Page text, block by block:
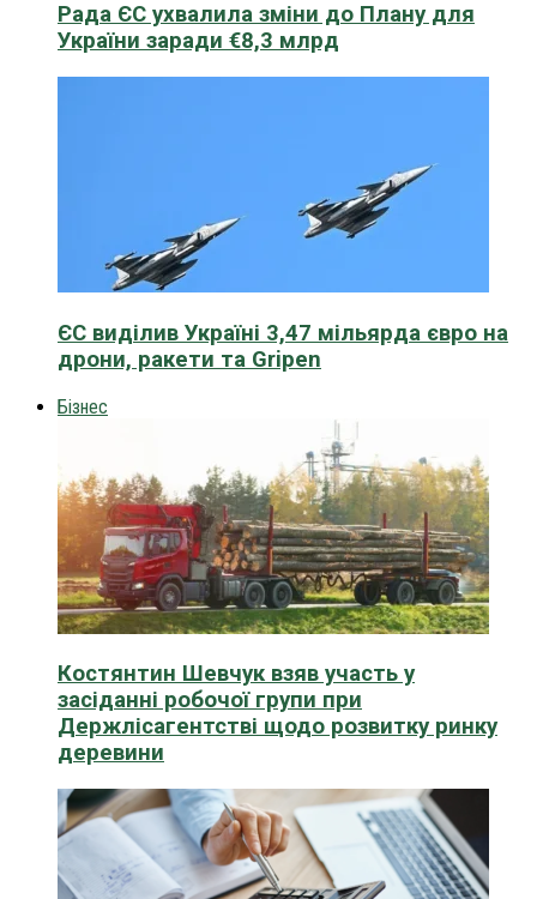
Рада ЄС ухвалила зміни до Плану для
України заради €8,3 млрд
ЄС виділив Україні 3,47 мільярда євро на
дрони, ракети та Gripen
Бізнес
Костянтин Шевчук взяв участь у
засіданні робочої групи при
Держлісагентстві щодо розвитку ринку
деревини